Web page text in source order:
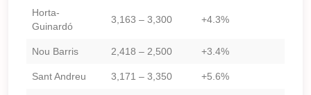
Horta-
Guinardó
3,163 – 3,300 +4.3%
Nou Barris 2,418 – 2,500 +3.4%
Sant Andreu 3,171 – 3,350 +5.6%